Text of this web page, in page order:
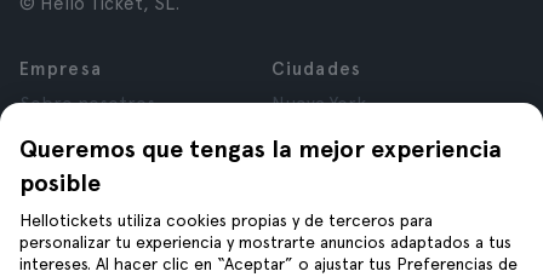
Queremos que tengas la mejor experiencia
posible
Hellotickets utiliza cookies propias y de terceros para
personalizar tu experiencia y mostrarte anuncios adaptados a tus
intereses. Al hacer clic en “Aceptar” o ajustar tus Preferencias de
Empresa
Sobre nosotros
Afiliados
Opiniones
Privacidad
Términos y Condiciones
Ciudades
Nueva York
París
Granada
Cracovia